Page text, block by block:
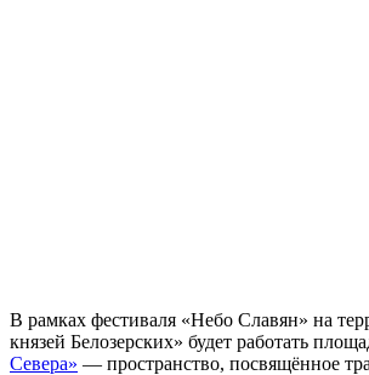
В рамках фестиваля «Небо Славян» на
князей Белозерских» будет работать
Севера» — пространство, посвящённое